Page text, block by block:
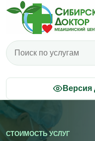
Поиск по прайсу
Версия
СТОИМОСТЬ УСЛУГ